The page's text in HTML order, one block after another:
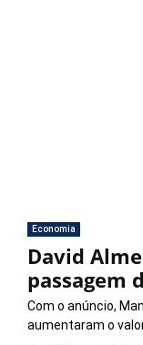
Economia
David
passagem
Com o anúncio,
aumentaram o